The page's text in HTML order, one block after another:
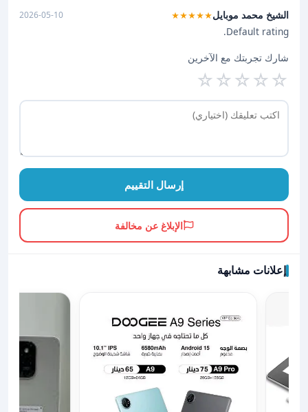
الشيخ محمد موبايل★★★★★
2026-05-10
Default rating.
شارك تجربتك مع الآخرين
☆
☆
☆
☆
☆
إرسال التقييم
الإبلاغ عن مخالفة
إعلانات مشابهة